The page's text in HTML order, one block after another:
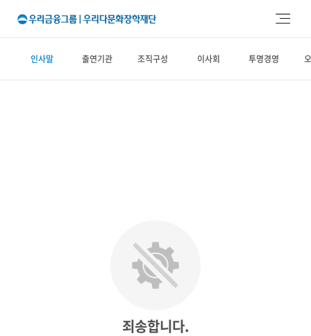
본문 바로가기
주메뉴 바로가기
인사말 출연기관 조직구성 이사회 투명경영
죄송합니다.